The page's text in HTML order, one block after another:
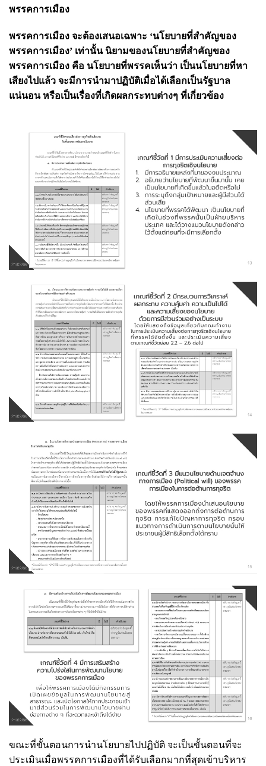
พรรคการเมือง
พรรคการเมือง จะต้องเสนอเฉพาะ ‘นโยบายที่สำคัญของ
พรรคการเมือง’ เท่านั้น นิยามของนโยบายที่สำคัญของ
พรรคการเมือง คือ นโยบายที่พรรคเห็นว่า เป็นนโยบายที่หา
เสียงไปแล้ว จะมีการนำมาปฏิบัติเมื่อได้เลือกเป็นรัฐบาล
แน่นอน หรือเป็นเรื่องที่เกิดผลกระทบต่างๆ ที่เกี่ยวข้อง
ขณะที่ขั้นตอนการนำนโยบายไปปฏิบัติ จะเป็นขั้นตอนที่จะ
ประเมินเมื่อพรรคการเมืองที่ได้รับเลือกมากที่สุดเข้าบริหาร